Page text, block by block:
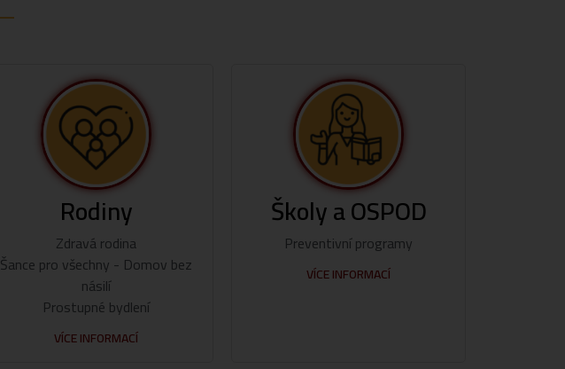
Rodiny
Zdravá rodina
Šance pro všechny - Domov bez
násilí
Prostupné bydlení
VÍCE INFORMACÍ
Školy a OSPOD
Preventivní programy
VÍCE INFORMACÍ